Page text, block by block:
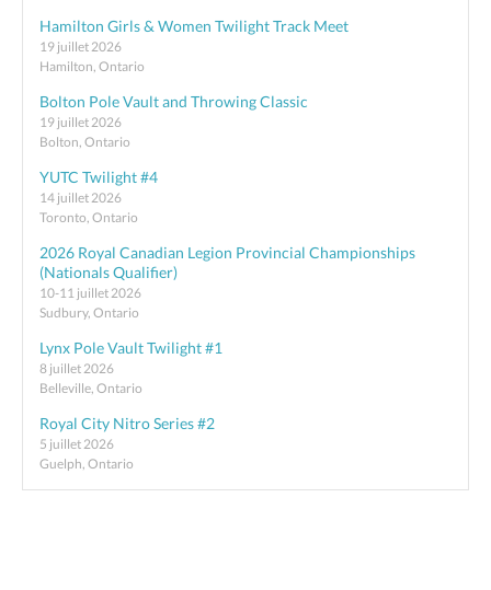
Hamilton Girls & Women Twilight Track Meet
19 juillet 2026
Hamilton, Ontario
Bolton Pole Vault and Throwing Classic
19 juillet 2026
Bolton, Ontario
YUTC Twilight #4
14 juillet 2026
Toronto, Ontario
2026 Royal Canadian Legion Provincial Championships
(Nationals Qualifier)
10-11 juillet 2026
Sudbury, Ontario
Lynx Pole Vault Twilight #1
8 juillet 2026
Belleville, Ontario
Royal City Nitro Series #2
5 juillet 2026
Guelph, Ontario